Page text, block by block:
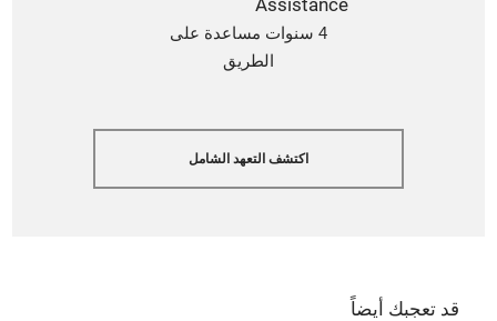
4 سنوات مساعدة على
الطريق
اكتشف التعهد الشامل
قد تعجبك أيضاً